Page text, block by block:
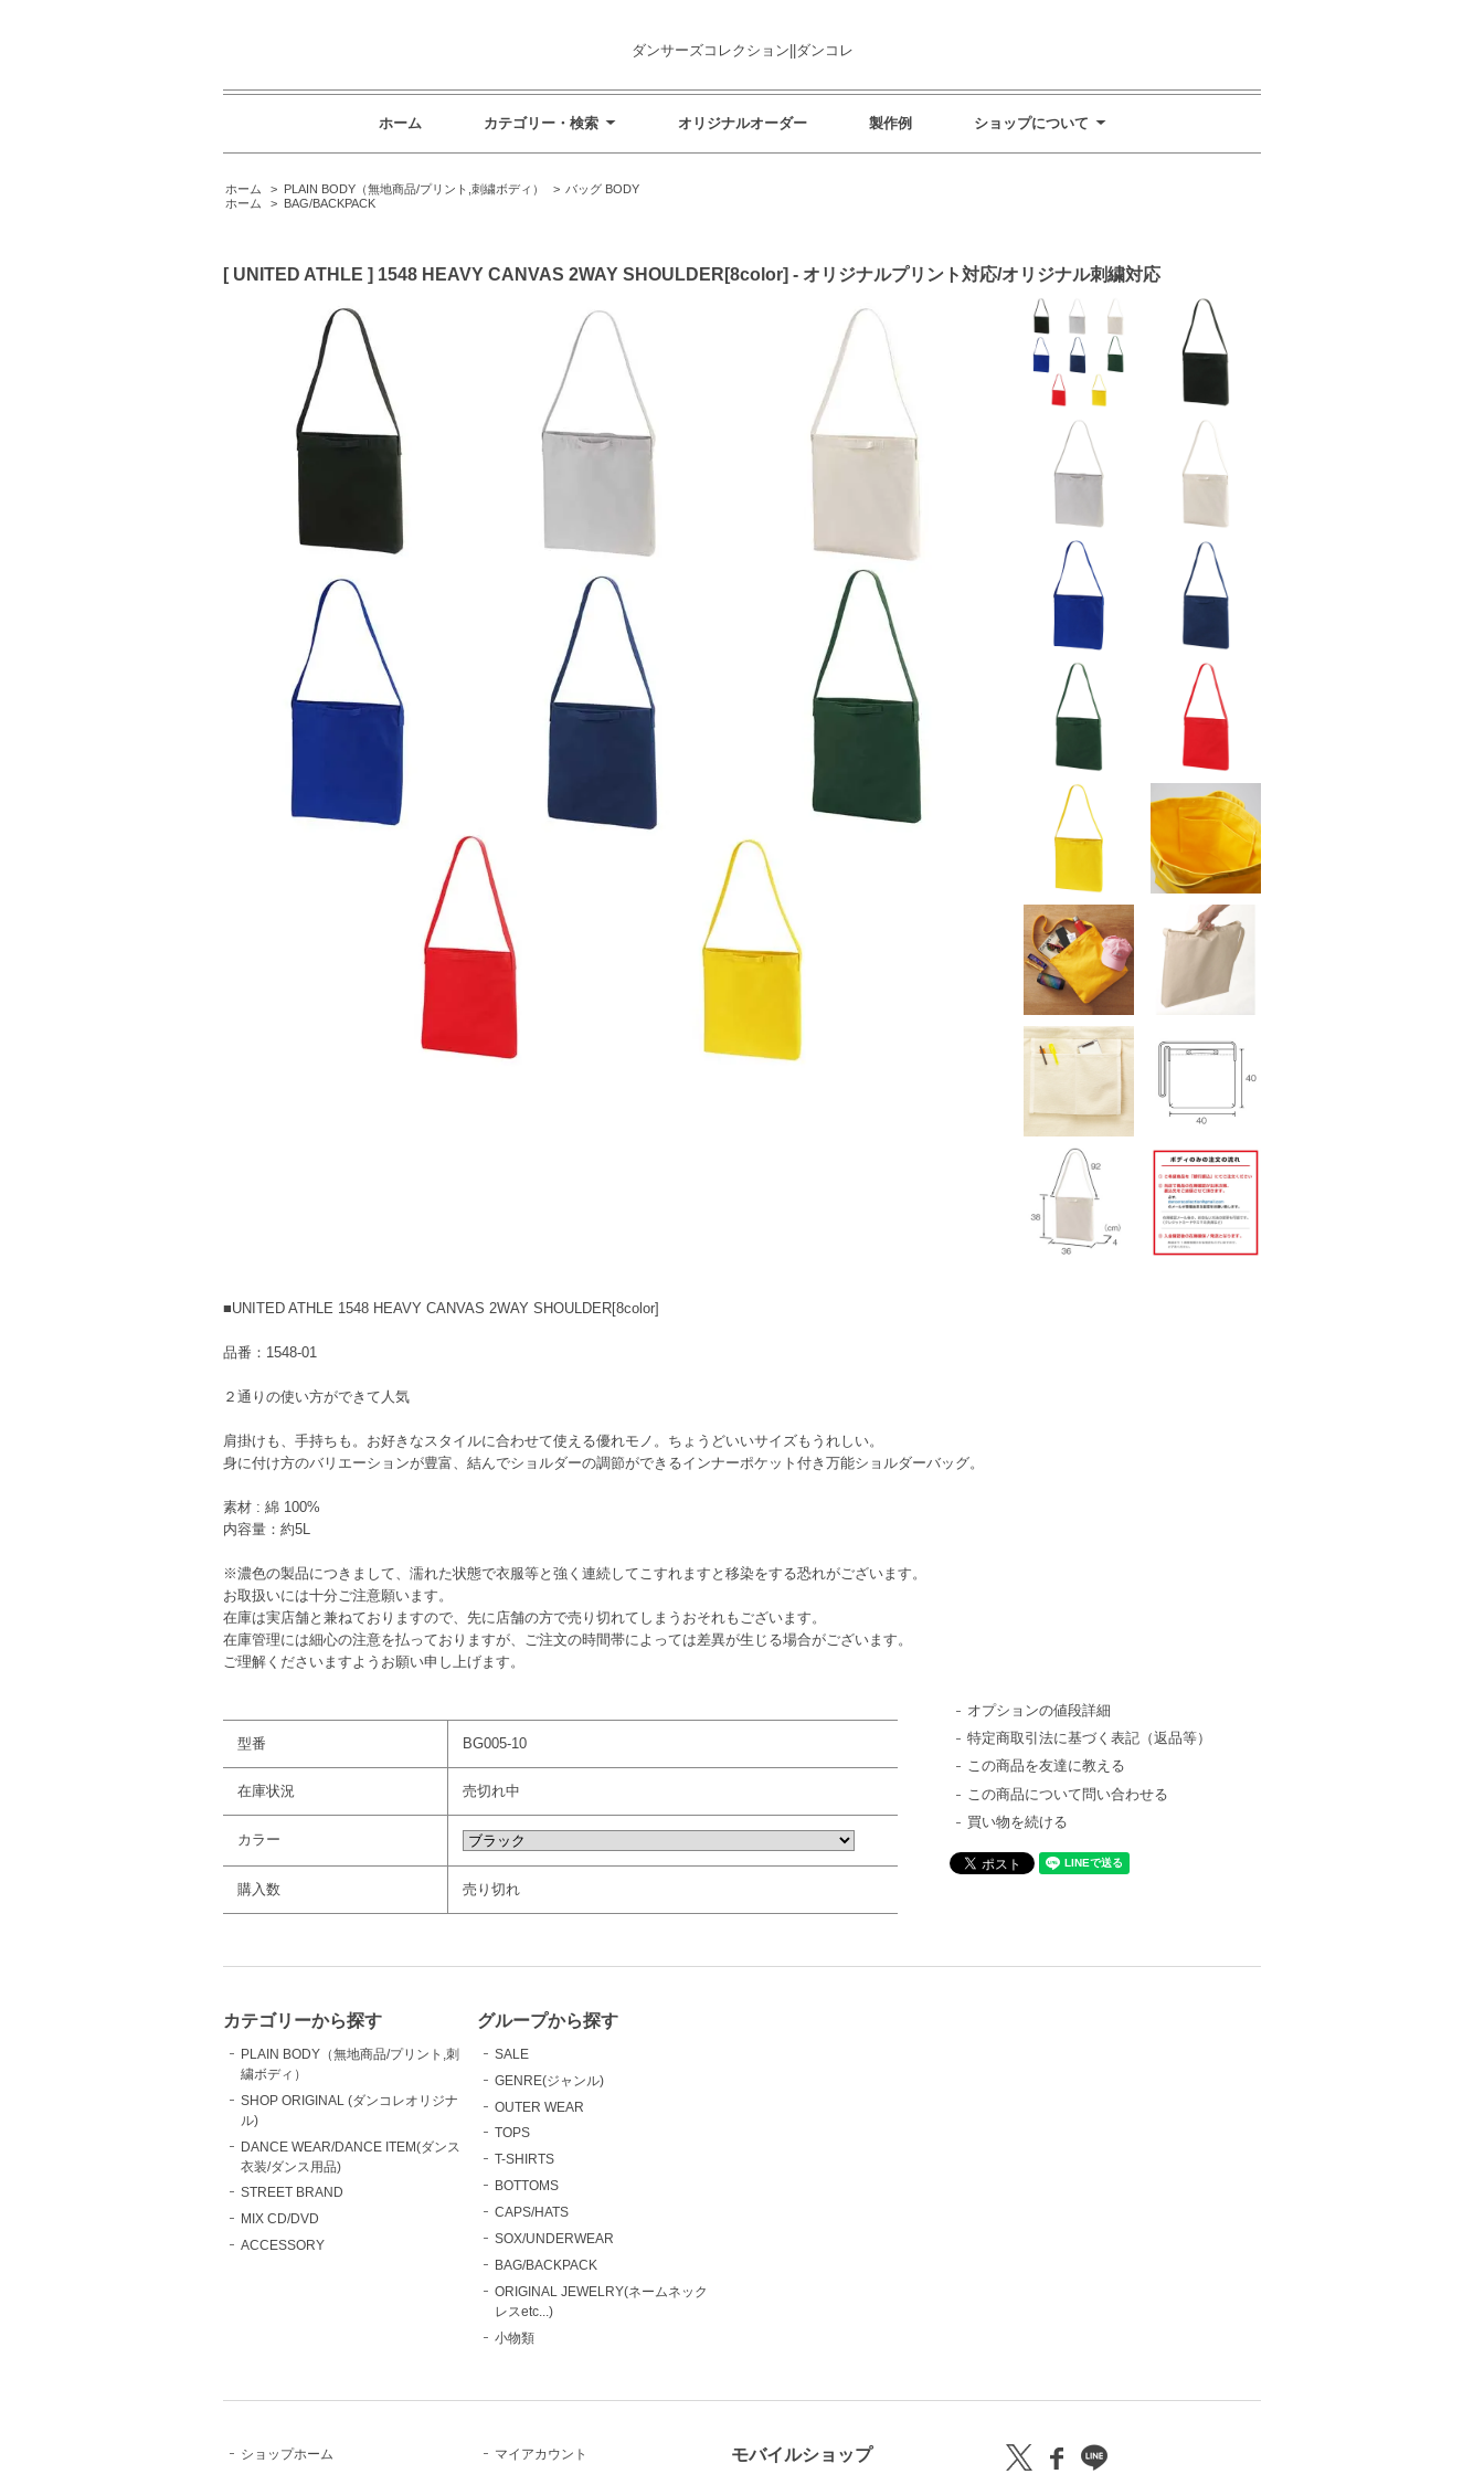
ダンサーズコレクション||ダンコレ
ホーム カテゴリー・検索 オリジナルオーダー 製作例 ショップについて
ホーム > PLAIN BODY（無地商品/プリント,刺繍ボディ） > バッグ BODY
ホーム
> BAG/BACKPACK
[ UNITED ATHLE ] 1548 HEAVY CANVAS 2WAY SHOULDER[8color] - オリジナルプリント対応/オリジナル刺繍対応
■UNITED ATHLE 1548 HEAVY CANVAS 2WAY SHOULDER[8color]
品番：1548-01
２通りの使い方ができて人気
肩掛けも、手持ちも。お好きなスタイルに合わせて使える優れモノ。ちょうどいいサイズもうれしい。
身に付け方のバリエーションが豊富、結んでショルダーの調節ができるインナーポケット付き万能ショルダーバッグ。
素材 : 綿 100%
内容量：約5L
※濃色の製品につきまして、濡れた状態で衣服等と強く連続してこすれますと移染をする恐れがございます。
お取扱いには十分ご注意願います。
在庫は実店舗と兼ねておりますので、先に店舗の方で売り切れてしまうおそれもございます。
在庫管理には細心の注意を払っておりますが、ご注文の時間帯によっては差異が生じる場合がございます。
ご理解くださいますようお願い申し上げます。
型番 BG005-10
在庫状況 売切れ中
カラー
購入数 売り切れ
オプションの値段詳細
特定商取引法に基づく表記（返品等）
この商品を友達に教える
この商品について問い合わせる
買い物を続ける
カテゴリーから探す
PLAIN BODY（無地商品/プリント,刺
繍ボディ）
SHOP ORIGINAL (ダンコレオリジナ
ル)
DANCE WEAR/DANCE ITEM(ダンス
衣装/ダンス用品)
STREET BRAND
MIX CD/DVD
ACCESSORY
グループから探す
SALE
GENRE(ジャンル)
OUTER WEAR
TOPS
T-SHIRTS
BOTTOMS
CAPS/HATS
SOX/UNDERWEAR
BAG/BACKPACK
ORIGINAL JEWELRY(ネームネック
レスetc...)
小物類
ショップホーム
マイアカウント
モバイルショップ